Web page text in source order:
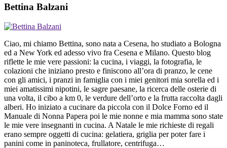
Bettina Balzani
Ciao, mi chiamo Bettina, sono nata a Cesena, ho studiato a Bologna
ed a New York ed adesso vivo fra Cesena e Milano. Questo blog
riflette le mie vere passioni: la cucina, i viaggi, la fotografia, le
colazioni che iniziano presto e finiscono all’ora di pranzo, le cene
con gli amici, i pranzi in famiglia con i miei genitori mia sorella ed i
miei amatissimi nipotini, le sagre paesane, la ricerca delle osterie di
una volta, il cibo a km 0, le verdure dell’orto e la frutta raccolta dagli
alberi. Ho iniziato a cucinare da piccola con il Dolce Forno ed il
Manuale di Nonna Papera poi le mie nonne e mia mamma sono state
le mie vere insegnanti in cucina. A Natale le mie richieste di regali
erano sempre oggetti di cucina: gelatiera, griglia per poter fare i
panini come in paninoteca, frullatore, centrifuga…